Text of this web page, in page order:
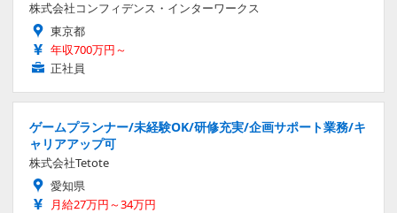
株式会社コンフィデンス・インターワークス
東京都
年収700万円～
正社員
ゲームプランナー/未経験OK/研修充実/企画サポート業務/キ
ャリアアップ可
株式会社Tetote
愛知県
月給27万円～34万円